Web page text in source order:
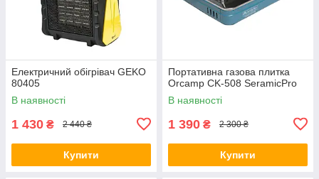
Електричний обігрівач GEKO
80405
В наявності
1 430 ₴ 2 440 ₴
Купити
Портативна газова плитка
Orcamp CK-508 SeramicPro
В наявності
1 390 ₴ 2 300 ₴
Купити